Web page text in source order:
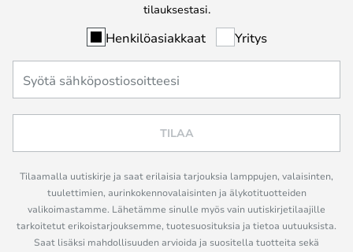
tilauksestasi.
Henkilöasiakkaat Yritys
TILAA
Tilaamalla uutiskirje ja saat erilaisia tarjouksia lamppujen, valaisinten,
tuulettimien, aurinkokennovalaisinten ja älykotituotteiden
valikoimastamme. Lähetämme sinulle myös vain uutiskirjetilaajille
tarkoitetut erikoistarjouksemme, tuotesuosituksia ja tietoa uutuuksista.
Saat lisäksi mahdollisuuden arvioida ja suositella tuotteita sekä